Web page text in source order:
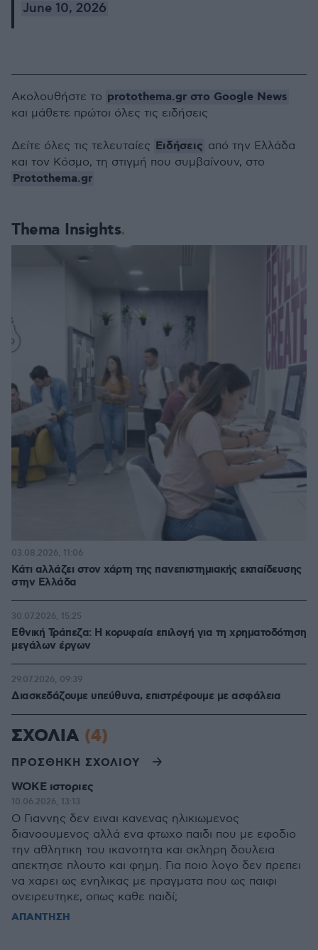
June 10, 2026
Thema Insights
Κάτι αλλάζει στον χάρτη της πανεπιστημιακής εκπαίδευσης
στην Ελλάδα
03.08.2026, 11:06
Εθνική Τράπεζα: Η κορυφαία επιλογή για τη χρηματοδότηση
μεγάλων έργων
30.07.2026, 15:25
Διασκεδάζουμε υπεύθυνα, επιστρέφουμε με ασφάλεια
29.07.2026, 09:39
Ακολουθήστε το protothema.gr στο Google News
και μάθετε πρώτοι όλες τις ειδήσεις
Δείτε όλες τις τελευταίες Ειδήσεις από την Ελλάδα
και τον Κόσμο, τη στιγμή που συμβαίνουν, στο
Protothema.gr
ΣΧΟΛΙΑ (4)
ΠΡΟΣΘΗΚΗ ΣΧΟΛΙΟΥ
WOKE ιστοριες
10.06.2026, 13:13
Ο Γιαννης δεν ειναι κανενας ηλικιωμενος
διανοουμενος αλλά ενα φτωχο παιδι που με εφοδιο
την αθλητικη του ικανοτητα και σκληρη δουλεια
απεκτησε πλουτο και φημη. Για ποιο λογο δεν πρεπει
να χαρει ως ενηλικας με πραγματα που ως παιφι
ονειρευτηκε, οπως καθε παιδί;
ΑΠΑΝΤΗΣΗ